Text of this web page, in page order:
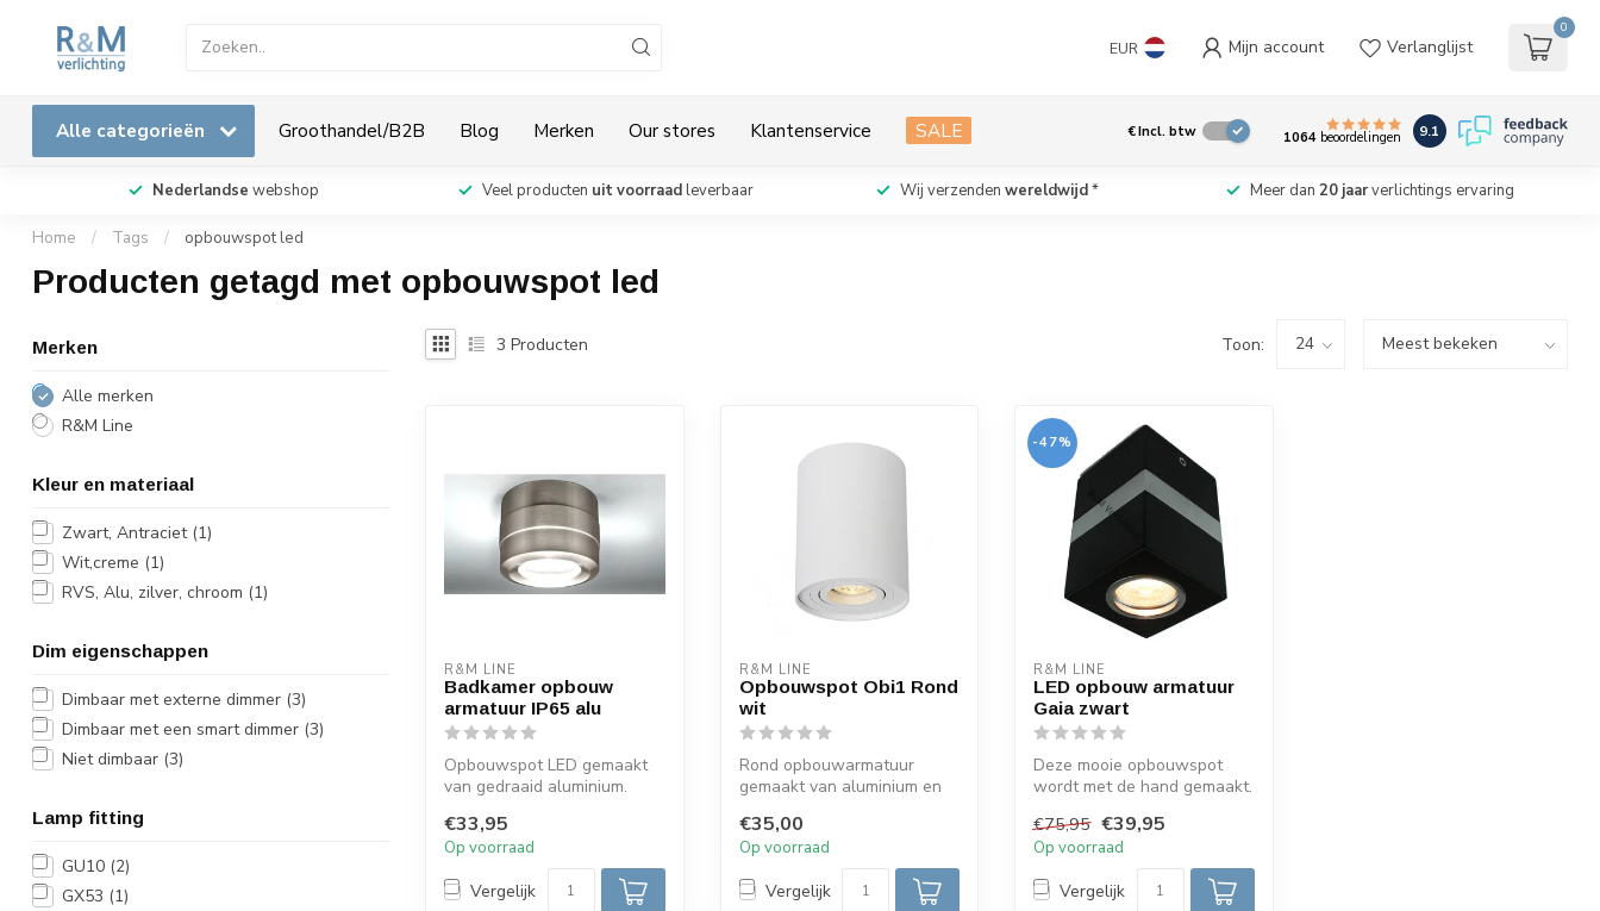
EUR Mijn account Verlanglijst
0
Alle categorieën Groothandel/B2B Blog Merken Our stores Klantenservice SALE €Incl. btw 1064beoordelingen 9.1
Nederlandse webshop Veel producten uit voorraadleverbaar Wij verzenden wereldwijd* Meer dan 20 jaarverlichtings ervaring
Home / Tags / opbouwspot led
Producten getagd met opbouwspot led
Merken
Alle merken
R&M Line
Kleur en materiaal
Zwart, Antraciet (1)
Wit,creme (1)
RVS, Alu, zilver, chroom (1)
Dim eigenschappen
Dimbaar met externe dimmer (3)
Dimbaar met een smart dimmer (3)
Niet dimbaar (3)
Lamp fitting
GU10 (2)
GX53 (1)
3 Producten Toon:
R&M LINE
Badkamer opbouw
armatuur IP65 alu
Opbouwspot LED gemaakt
van gedraaid aluminium.
wand lam...
€33,95
Op voorraad
Vergelijk
R&M LINE
Opbouwspot Obi1 Rond
wit
Rond opbouwarmatuur
gemaakt van aluminium en
opbouws...
€35,00
Op voorraad
Vergelijk
-47%
R&M LINE
LED opbouw armatuur
Gaia zwart
Deze mooie opbouwspot
wordt met de hand gemaakt.
van zwa...
€75,95 €39,95
Op voorraad
Vergelijk